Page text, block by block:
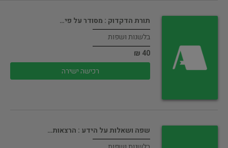
תורת הדקדוק : מסודר על פי…
בלשנות ושפות
40 ₪
רכישה ישירה
שפה ושאלות על הידע : הרצאות…